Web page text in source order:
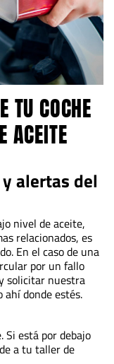
TU COCHE
ACEITE
alertas del
nivel de aceite,
relacionados, es
En el caso de una
por un fallo
solicitar nuestra
ahí donde estés.
está por debajo
a tu taller de